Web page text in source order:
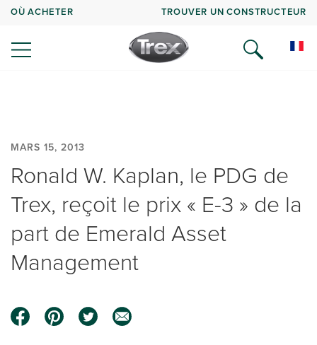
OÙ ACHETER TROUVER UN CONSTRUCTEUR
MARS 15, 2013
Ronald W. Kaplan, le PDG de
Trex, reçoit le prix « E-3 » de la
part de Emerald Asset
Management